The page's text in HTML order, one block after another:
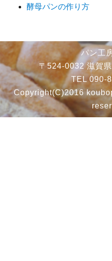
酵母パンの作り方
パン工
〒524-0032 滋賀
TEL 090-
Copyright(C)2016